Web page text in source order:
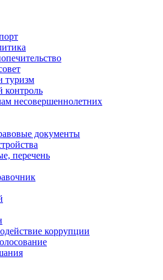
туризм
несовершеннолетних
документы
перечень
коррупции